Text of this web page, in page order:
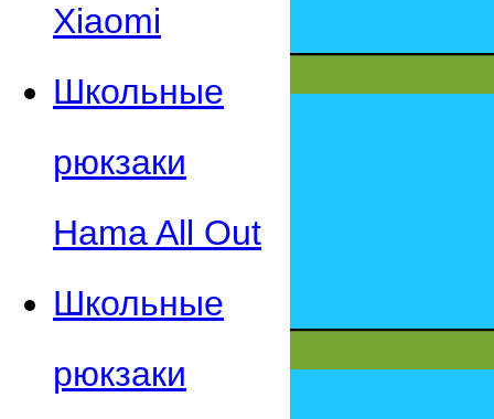
Xiaomi
Школьные
рюкзаки
Hama All Out
Школьные
рюкзаки